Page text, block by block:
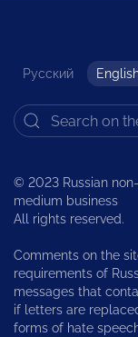
Русский
© 2023 Russian
medium business
All rights reserved.
Comments on the
requirements of
messages that
if letters are
forms of hate